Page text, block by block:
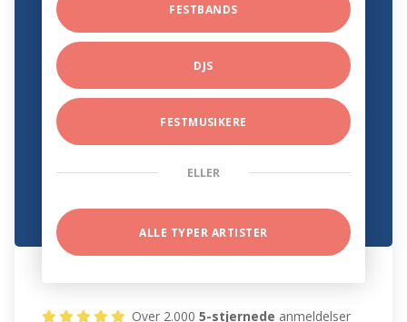
FESTBANDS
DJS
FESTMUSIKERE
ELLER
ALLE TYPER ARTISTER
Over 2.0005-stjernede anmeldelser